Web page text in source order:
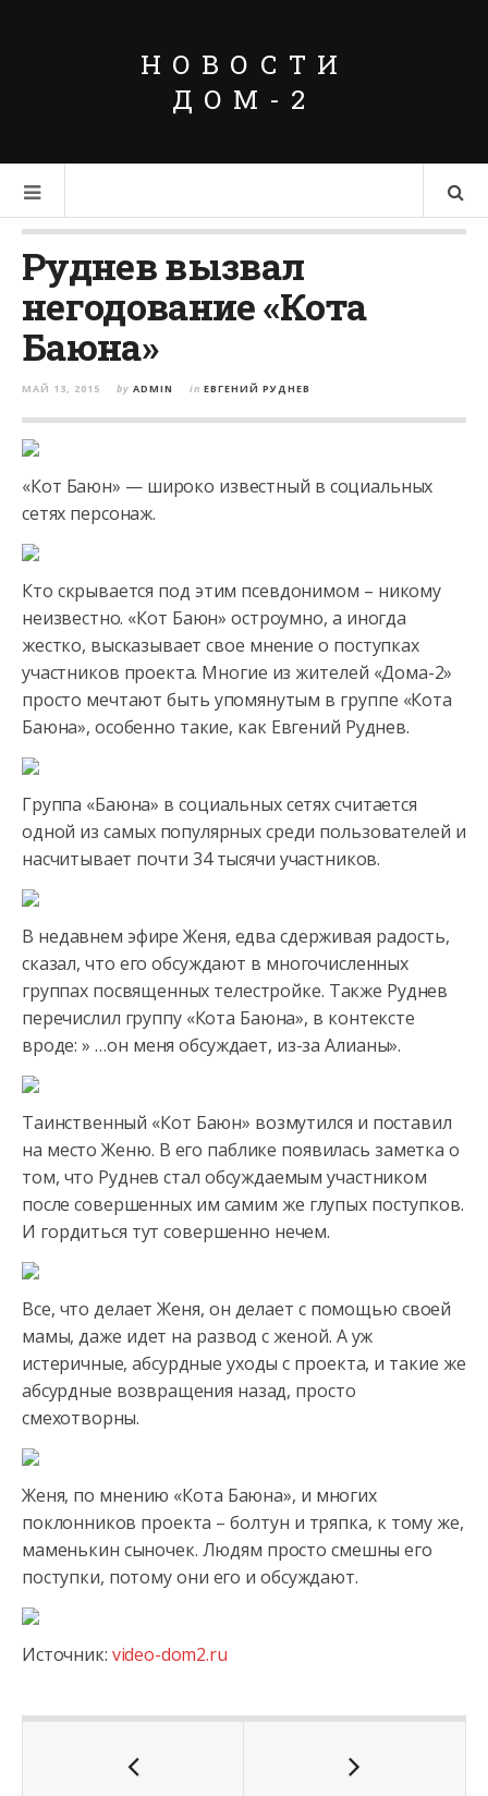
НОВОСТИ
ДОМ-2
Руднев вызвал
негодование «Кота
Баюна»
МАЙ 13, 2015 by ADMIN in ЕВГЕНИЙ РУДНЕВ
«Кот Баюн» — широко известный в социальных
сетях персонаж.
Кто скрывается под этим псевдонимом – никому
неизвестно. «Кот Баюн» остроумно, а иногда
жестко, высказывает свое мнение о поступках
участников проекта. Многие из жителей «Дома-2»
просто мечтают быть упомянутым в группе «Кота
Баюна», особенно такие, как Евгений Руднев.
Группа «Баюна» в социальных сетях считается
одной из самых популярных среди пользователей и
насчитывает почти 34 тысячи участников.
В недавнем эфире Женя, едва сдерживая радость,
сказал, что его обсуждают в многочисленных
группах посвященных телестройке. Также Руднев
перечислил группу «Кота Баюна», в контексте
вроде: » …он меня обсуждает, из-за Алианы».
Таинственный «Кот Баюн» возмутился и поставил
на место Женю. В его паблике появилась заметка о
том, что Руднев стал обсуждаемым участником
после совершенных им самим же глупых поступков.
И гордиться тут совершенно нечем.
Все, что делает Женя, он делает с помощью своей
мамы, даже идет на развод с женой. А уж
истеричные, абсурдные уходы с проекта, и такие же
абсурдные возвращения назад, просто
смехотворны.
Женя, по мнению «Кота Баюна», и многих
поклонников проекта – болтун и тряпка, к тому же,
маменькин сыночек. Людям просто смешны его
поступки, потому они его и обсуждают.
Источник: video-dom2.ru